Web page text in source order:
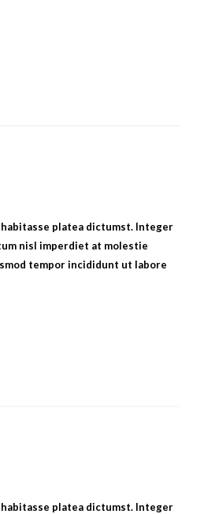
habitasse platea dictumst. Integer
nisl imperdiet at molestie
tempor incididunt ut labore
habitasse platea dictumst. Integer